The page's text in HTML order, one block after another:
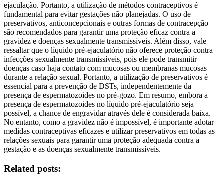
ejaculação. Portanto, a utilização de métodos contraceptivos é
fundamental para evitar gestações não planejadas. O uso de
preservativos, anticoncepcionais e outras formas de contracepção
são recomendados para garantir uma proteção eficaz contra a
gravidez e doenças sexualmente transmissíveis. Além disso, vale
ressaltar que o líquido pré-ejaculatório não oferece proteção contra
infecções sexualmente transmissíveis, pois ele pode transmitir
doenças caso haja contato com mucosas ou membranas mucosas
durante a relação sexual. Portanto, a utilização de preservativos é
essencial para a prevenção de DSTs, independentemente da
presença de espermatozoides no pré-gozo. Em resumo, embora a
presença de espermatozoides no líquido pré-ejaculatório seja
possível, a chance de engravidar através dele é considerada baixa.
No entanto, como a gravidez não é impossível, é importante adotar
medidas contraceptivas eficazes e utilizar preservativos em todas as
relações sexuais para garantir uma proteção adequada contra a
gestação e as doenças sexualmente transmissíveis.
Related posts: